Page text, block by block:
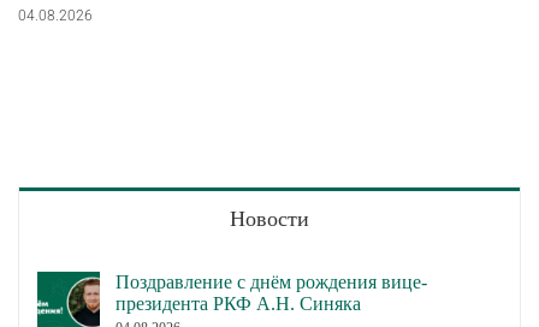
04.08.2026
Новости
Поздравление с днём рождения вице-
президента РКФ А.Н. Синяка